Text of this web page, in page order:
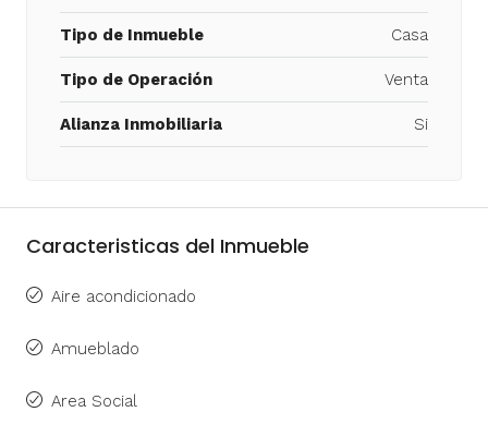
Tipo de Inmueble Casa
Tipo de Operación Venta
Alianza Inmobiliaria Si
Caracteristicas del Inmueble
Aire acondicionado
Amueblado
Area Social